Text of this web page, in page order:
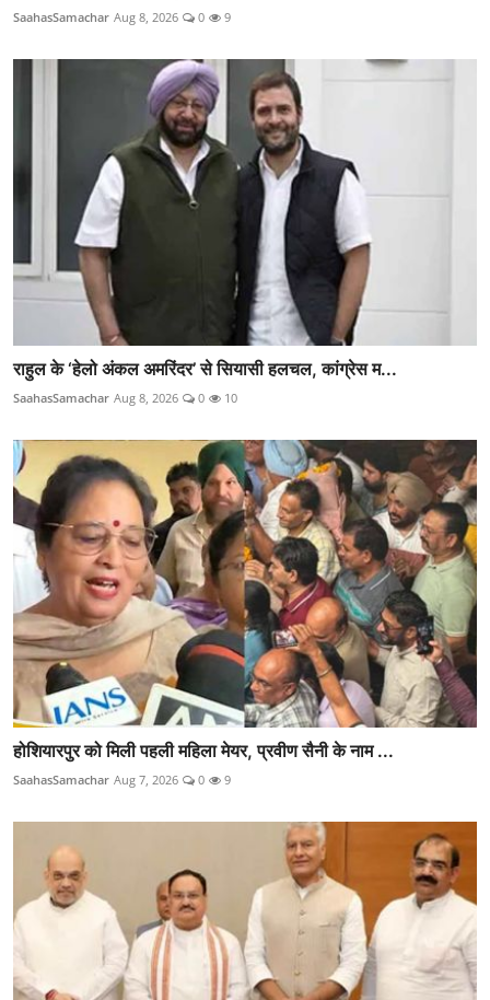
SaahasSamachar Aug 8, 2026 0 9
राहुल के ‘हेलो अंकल अमरिंदर’ से सियासी हलचल, कांग्रेस म...
SaahasSamachar Aug 8, 2026 0 10
होशियारपुर को मिली पहली महिला मेयर, प्रवीण सैनी के नाम ...
SaahasSamachar Aug 7, 2026 0 9